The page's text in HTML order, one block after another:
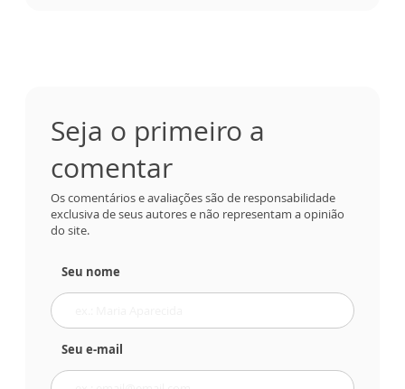
Seja o primeiro a
comentar
Os comentários e avaliações são de responsabilidade
exclusiva de seus autores e não representam a opinião
do site.
Seu nome
Seu e-mail